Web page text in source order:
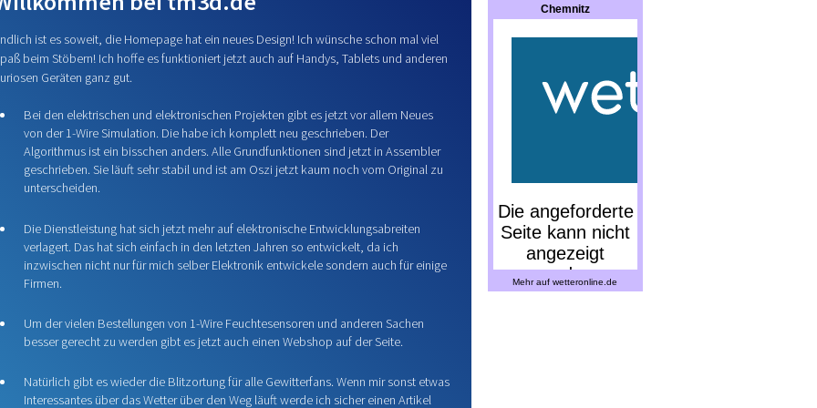
ist es soweit, die Homepage hat ein neues Design! Ich wünsche schon mal viel
beim Stöbern! Ich hoffe es funktioniert jetzt auch auf Handys, Tablets und anderen
Geräten ganz gut.
Bei den elektrischen und elektronischen Projekten gibt es jetzt vor allem Neues
von der 1-Wire Simulation. Die habe ich komplett neu geschrieben. Der
Algorithmus ist ein bisschen anders. Alle Grundfunktionen sind jetzt in Assembler
geschrieben. Sie läuft sehr stabil und ist am Oszi jetzt kaum noch vom Original zu
unterscheiden.
Die Dienstleistung hat sich jetzt mehr auf elektronische Entwicklungsabreiten
verlagert. Das hat sich einfach in den letzten Jahren so entwickelt, da ich
inzwischen nicht nur für mich selber Elektronik entwickele sondern auch für einige
Firmen.
Um der vielen Bestellungen von 1-Wire Feuchtesensoren und anderen Sachen
besser gerecht zu werden gibt es jetzt auch einen Webshop auf der Seite.
Natürlich gibt es wieder die Blitzortung für alle Gewitterfans. Wenn mir sonst etwas
Interessantes über das Wetter über den Weg läuft werde ich sicher einen Artikel
Chemnitz
Mehr aufwetteronline.de